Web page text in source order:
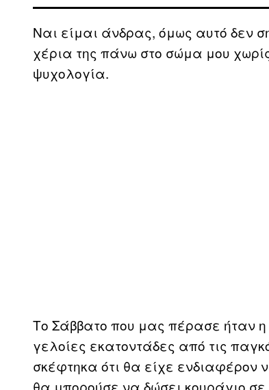
Ναι είμαι άνδρας, όμως αυτό δεν
χέρια της πάνω στο σώμα μου
ψυχολογία.
Το Σάββατο που μας πέρασε ήταν
γελοίες εκατοντάδες από τις
σκέφτηκα ότι θα είχε ενδιαφέρον